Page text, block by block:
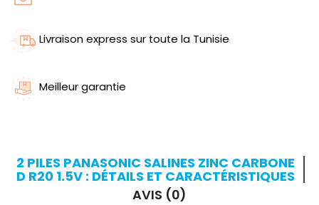
Livraison express sur toute la Tunisie
Meilleur garantie
2 PILES PANASONIC SALINES ZINC CARBONE
D R20 1.5V : DÉTAILS ET CARACTÉRISTIQUES
AVIS (0)